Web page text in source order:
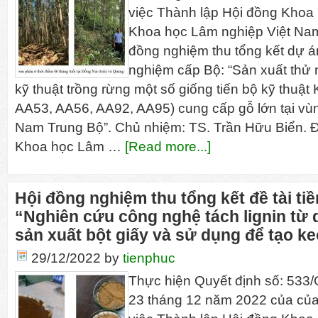
việc Thành lập Hội đồng
Khoa học Lâm nghiệp Việt
đồng nghiệm thu tổng kết dự
nghiệm cấp Bộ: “Sản xuất thử
kỹ thuật trồng rừng một số giống tiến bộ kỹ thuật
AA53, AA56, AA92, AA95) cung cấp gỗ lớn tại
Nam Trung Bộ”. Chủ nhiệm: TS. Trần Hữu Biển.
Khoa học Lâm … [Read more...]
Hội đồng nghiệm thu tổng kết đề tài
“Nghiên cứu công nghệ tách lignin từ
sản xuất bột giấy và sử dụng để tạo
29/12/2022 by tienphuc
Thực hiện Quyết định số:
23 tháng 12 năm 2022 của